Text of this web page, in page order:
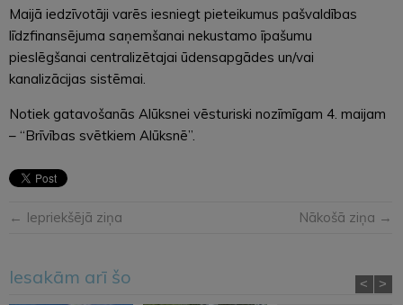
Maijā iedzīvotāji varēs iesniegt pieteikumus pašvaldības
līdzfinansējuma saņemšanai nekustamo īpašumu
pieslēgšanai centralizētajai ūdensapgādes un/vai
kanalizācijas sistēmai.
Notiek gatavošanās Alūksnei vēsturiski nozīmīgam 4. maijam
– “Brīvības svētkiem Alūksnē”.
← Iepriekšējā ziņa Nākošā ziņa →
Iesakām arī šo < >